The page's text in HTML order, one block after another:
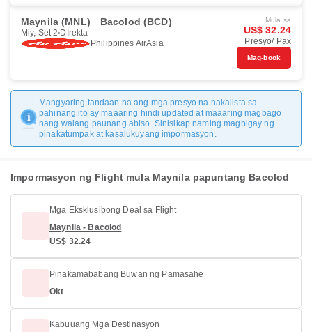
Maynila (MNL) Bacolod (BCD)
Miy, Set 2 DIrekta
Philippines AirAsia
Mula sa
US$ 32.24
Presyo/ Pax
Mag-book
Mangyaring tandaan na ang mga presyo na nakalista sa
pahinang ito ay maaaring hindi updated at maaaring magbago
nang walang paunang abiso. Sinisikap naming magbigay ng
pinakatumpak at kasalukuyang impormasyon.
Impormasyon ng Flight mula Maynila papuntang Bacolod
Mga Eksklusibong Deal sa Flight
Maynila - Bacolod
US$ 32.24
Pinakamababang Buwan ng Pamasahe
Okt
Kabuuang Mga Destinasyon